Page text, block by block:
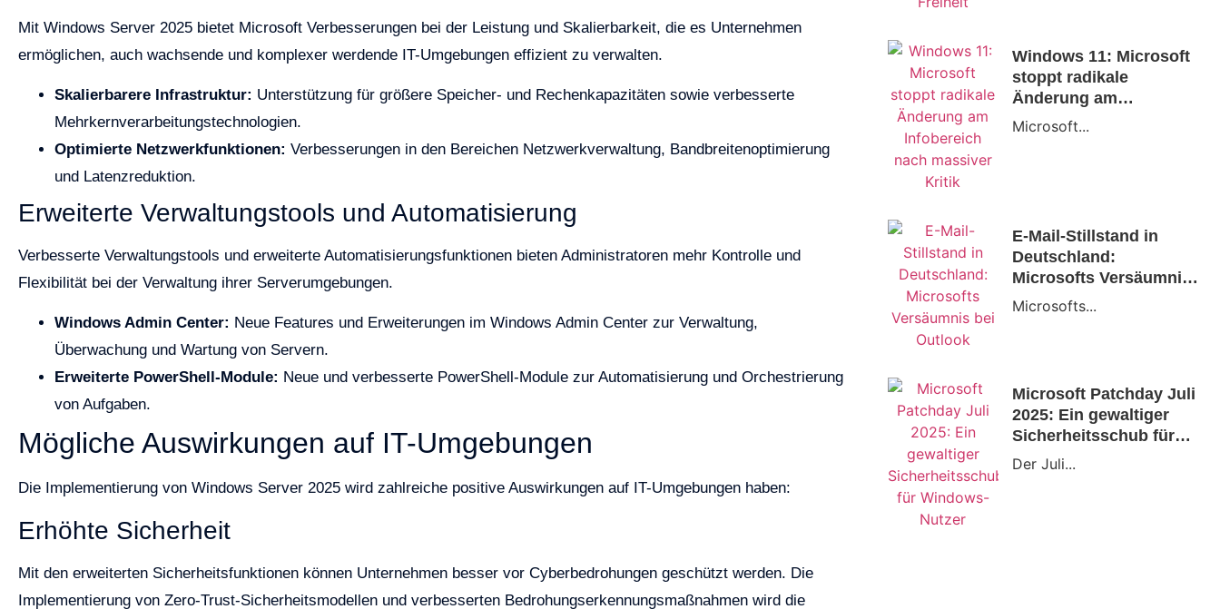
Mit Windows Server 2025 bietet Microsoft Verbesserungen bei der Leistung und Skalierbarkeit, die es Unternehmen
ermöglichen, auch wachsende und komplexer werdende IT-Umgebungen effizient zu verwalten.
Skalierbarere Infrastruktur: Unterstützung für größere Speicher- und Rechenkapazitäten sowie verbesserte
Mehrkernverarbeitungstechnologien.
Optimierte Netzwerkfunktionen: Verbesserungen in den Bereichen Netzwerkverwaltung, Bandbreitenoptimierung
und Latenzreduktion.
Erweiterte Verwaltungstools und Automatisierung
Verbesserte Verwaltungstools und erweiterte Automatisierungsfunktionen bieten Administratoren mehr Kontrolle und
Flexibilität bei der Verwaltung ihrer Serverumgebungen.
Windows Admin Center: Neue Features und Erweiterungen im Windows Admin Center zur Verwaltung,
Überwachung und Wartung von Servern.
Erweiterte PowerShell-Module: Neue und verbesserte PowerShell-Module zur Automatisierung und Orchestrierung
von Aufgaben.
Mögliche Auswirkungen auf IT-Umgebungen
Die Implementierung von Windows Server 2025 wird zahlreiche positive Auswirkungen auf IT-Umgebungen haben:
Erhöhte Sicherheit
Mit den erweiterten Sicherheitsfunktionen können Unternehmen besser vor Cyberbedrohungen geschützt werden. Die
Implementierung von Zero-Trust-Sicherheitsmodellen und verbesserten Bedrohungserkennungsmaßnahmen wird die
Windows 11: Microsoft
stoppt radikale
Änderung am
Infobereich nach
Microsoft...
E-Mail-Stillstand in
Deutschland:
Microsofts Versäumnis
bei Outlook
Microsofts...
Microsoft Patchday Juli
2025: Ein gewaltiger
Sicherheitsschub für
Windows-Nutzer
Der Juli...